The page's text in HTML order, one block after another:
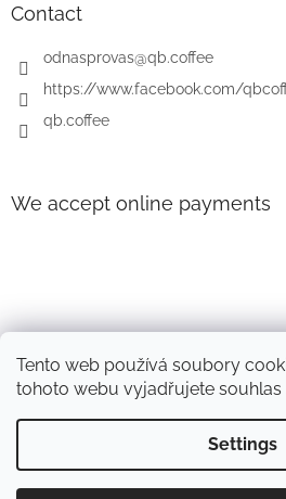
Tento web používá soubory
tohoto webu vyjadřujete souhlas
Settings
eContact
odnasprovas@qb.coffee
https://www.facebook.com/
qb.coffee
We accept online payments
Created by